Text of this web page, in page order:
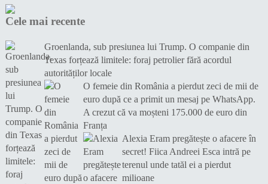
Cele mai recente
Groenlanda, sub presiunea lui Trump. O companie din
Texas forțează limitele: foraj petrolier fără acordul
autorităților locale
O femeie din România a pierdut zeci de mii de
euro după ce a primit un mesaj pe WhatsApp.
A crezut că va moșteni 175.000 de euro din
Franța
Alexia Eram pregătește o afacere în
secret! Fiica Andreei Esca intră pe
terenul unde tatăl ei a pierdut
milioane